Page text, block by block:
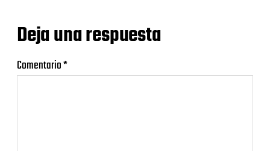
Deja una respuesta
Comentario*